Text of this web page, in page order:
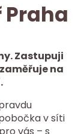
Zastupuji
na
v síti